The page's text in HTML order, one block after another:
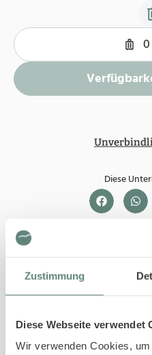
Zustimmung
Diese Webseite verwendet
Wir verwenden Cookies,
Diese
Bis 29 Tage vor Ihrem
Stornierung kostenfrei.
An- und Abreise
Bestpreis-Garantie für